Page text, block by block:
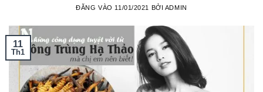
ĐĂNG VÀO 11/01/2021 BỞI ADMIN
11
Th1